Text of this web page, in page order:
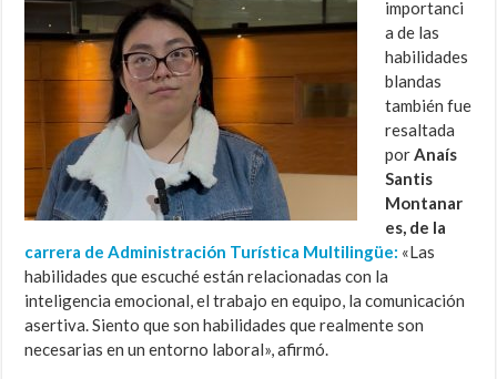
importanci
a de las
habilidades
blandas
también fue
resaltada
porAnaís
Santis
Montanar
es, de la
carrera de Administración Turística Multilingüe: «Las
habilidades que escuché están relacionadas con la
inteligencia emocional, el trabajo en equipo, la comunicación
asertiva. Siento que son habilidades que realmente son
necesarias en un entorno laboral», afirmó.